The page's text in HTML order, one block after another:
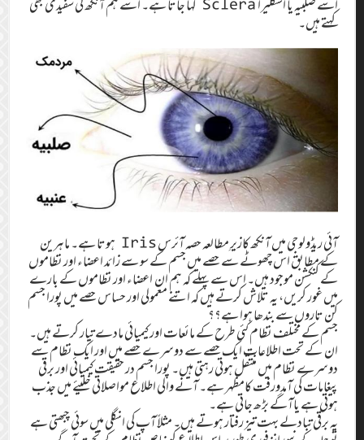
کہتے ہیں۔
آئی ریڈولوجی میں آنکھ کازیرِ مطالعہ حصہ آئرس Iris ہوتا ہے۔ ماہرین
کے مطابق اس چھوٹے سے حصے میں جسم کے سو سے زائد اعضاء اور نظاموں
کے کنکشن موجود ہیں۔ اس سے پہلے کہ ہم ان اعضاء اور نظاموں کے بارے
میں غور کریں، یہ تلاش کرتے ہیں کہ اتنے معمولی اور حساس حصے میں پورا جسم
کن تاروں سے بندھا ہوا ہے؟؟
جسم کے مختلف نظام کئی طرح کے مائعات اور کیمیائی مادے تیار کرتے ہیں۔
ان کے تحت اطلاعات ایک حصے سے دوسرے حصے میں اور ایک نظام سے
دوسرے نظام میں منتقل ہوتی رہتی ہیں۔ پورا جسم در حقیقت کیمیائی اور برقی
پیغامات کی آمدورفت کامظہر ہے۔ آنے والی اطلاع مواصلاتی خلیئے میں جذب
ہوتی ہے یاآگے بڑھ جاتی ہے۔
یہ برقی تبادلے بہت تیز رفتار ہوتے ہیں۔ مثلاً آپ کی انگلی میں سوئی چبھتی ہے